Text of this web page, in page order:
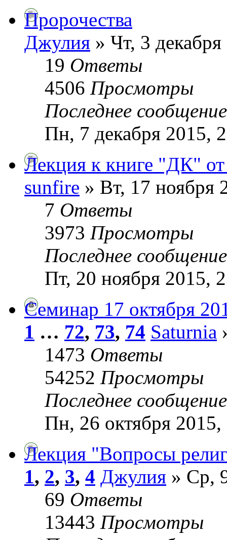
Пророчества
Джулия » Чт, 3
19 Ответы
4506 Просмотры
Последнее
Пн, 7 декабря 2015,
Лекция к книге "ДК"
sunfire » Вт, 17 ноября
7 Ответы
3973 Просмотры
Последнее
Пт, 20 ноября 2015,
Семинар 17 октября
1 … 72, 73, 74 Saturnia
1473 Ответы
54252 Просмотры
Последнее
Пн, 26 октября
Лекция "Вопросы
1, 2, 3, 4 Джулия » Ср,
69 Ответы
13443 Просмотры